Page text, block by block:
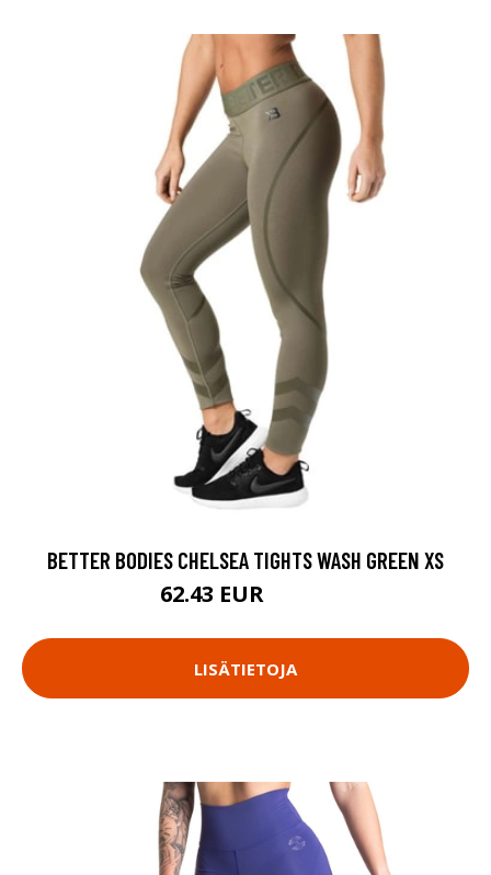
BETTER BODIES CHELSEA TIGHTS WASH GREEN XS
62.43 EUR
LISÄTIETOJA